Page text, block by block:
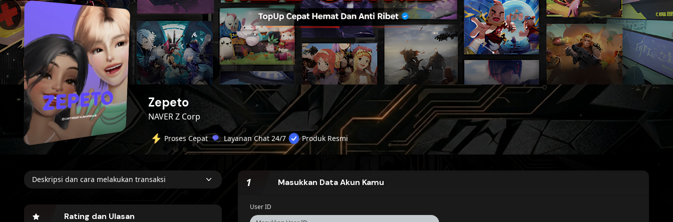
Zepeto
NAVER Z Corp
Proses Cepat Layanan Chat 24/7 Produk Resmi
Deskripsi dan cara melakukan transaksi
Rating dan Ulasan
1 Masukkan Data Akun Kamu
User ID